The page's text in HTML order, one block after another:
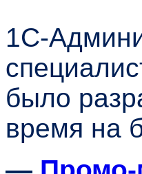
1С-
было
время на